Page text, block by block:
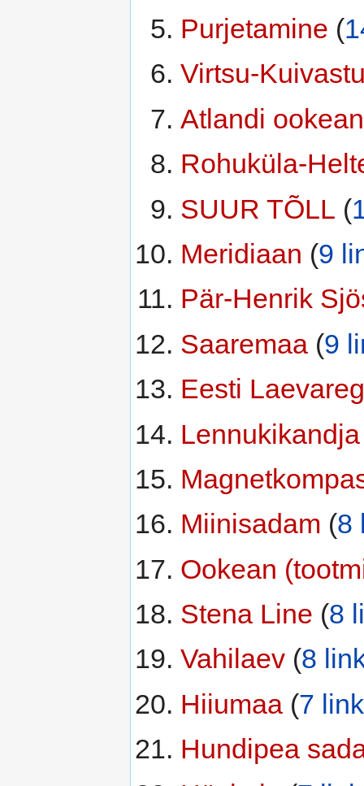
Purjetamine ‏‎ (
Virtsu-
Atlandi ookean
Rohuküla-
SUUR TÕLL ‏‎ (
Meridiaan ‏‎ (9
Pär-Henrik
Saaremaa‏‎ (9
Eesti
Lennukikandja
Miinisadam ‏‎ (8
Ookean
Stena Line ‏‎ (8
Vahilaev‏‎ (8
Hiiumaa‏‎ (7
Hundipea